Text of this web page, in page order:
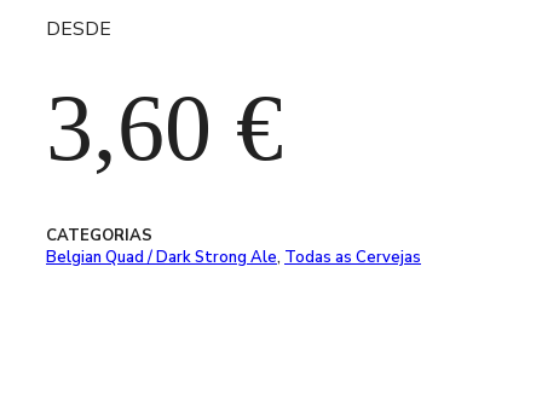
DESDE
3,60 €
CATEGORIAS
Belgian Quad / Dark Strong Ale, Todas as Cervejas